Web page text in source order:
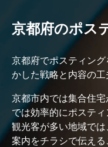
京都府のポス
京都府でポスティン
かした戦略と内容の工
京都市内では集合住
では効率的にポスティ
観光客が多い地域で
案内をチラシで伝え